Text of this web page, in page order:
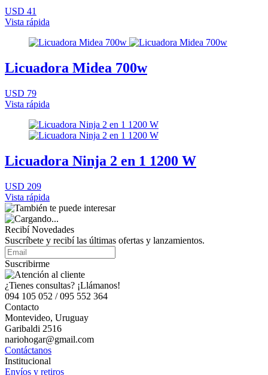
USD 41
Vista rápida
Licuadora Midea 700w
USD 79
Vista rápida
Licuadora Ninja 2 en 1 1200 W
USD 209
Vista rápida
Recibí Novedades
Suscríbete y recibí las últimas ofertas y lanzamientos.
Suscribirme
¿Tienes consultas? ¡Llámanos!
094 105 052 / 095 552 364
Contacto
Montevideo, Uruguay
Garibaldi 2516
nariohogar@gmail.com
Contáctanos
Institucional
Envíos y retiros